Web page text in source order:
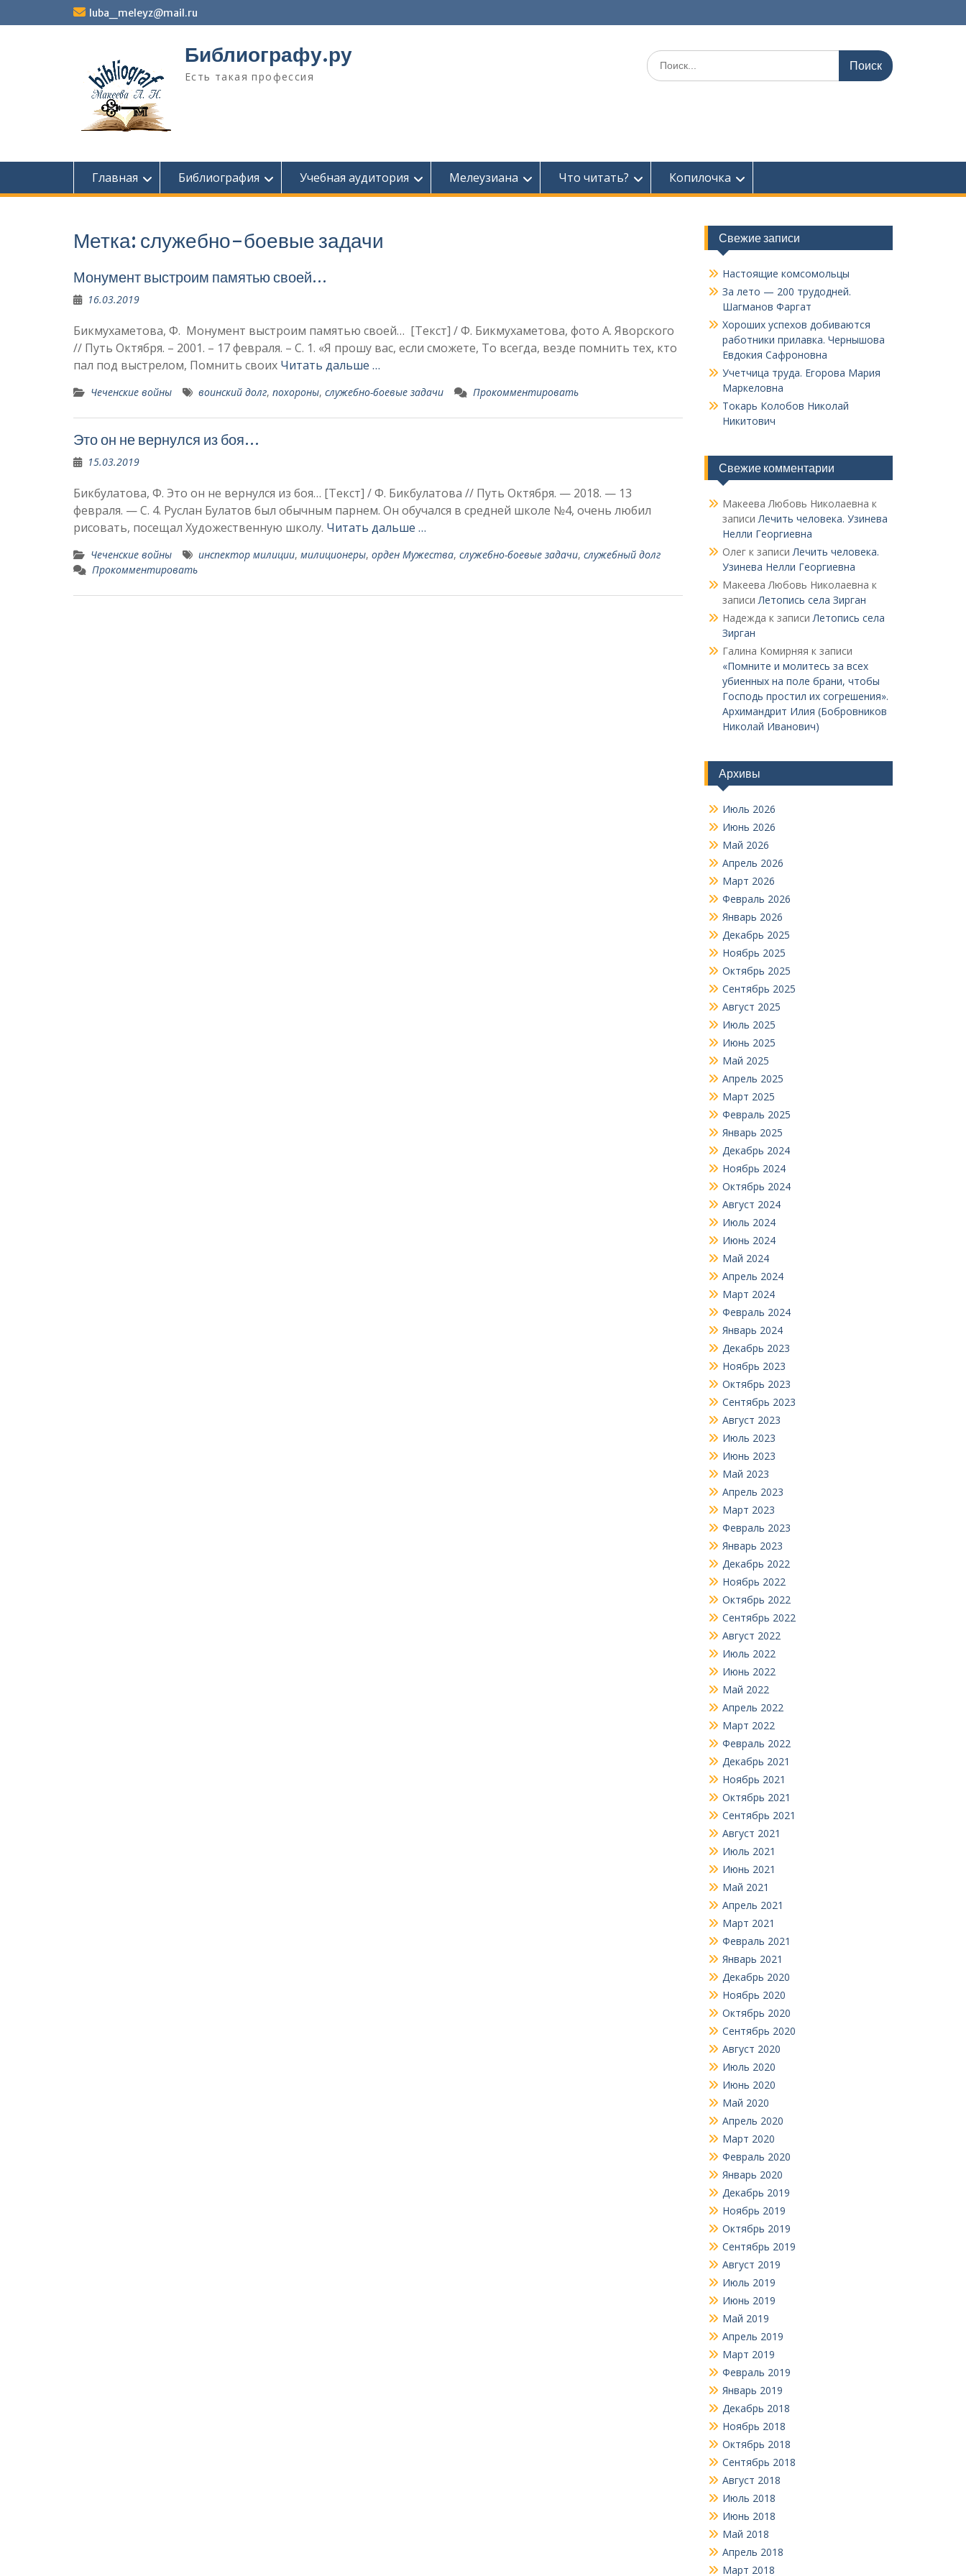
к
luba_meleyz@mail.ru
Библиографу.ру
Есть такая профессия
Поиск
по:
Главная Библиография Учебная аудитория Мелеузиана Что читать? Копилочка
Метка: служебно-боевые задачи
Монумент выстроим памятью своей…
16.03.2019
Бикмухаметова, Ф. Монумент выстроим памятью своей… [Текст] / Ф. Бикмухаметова, фото А. Яворского
// Путь Октября. – 2001. – 17 февраля. – С. 1. «Я прошу вас, если сможете, То всегда, везде помнить тех, кто
пал под выстрелом, Помнить своих Читать дальше …
Чеченские войны воинский долг, похороны, служебно-боевые задачи Прокомментировать
Это он не вернулся из боя…
15.03.2019
Бикбулатова, Ф. Это он не вернулся из боя… [Текст] / Ф. Бикбулатова // Путь Октября. — 2018. — 13
февраля. — С. 4. Руслан Булатов был обычным парнем. Он обучался в средней школе №4, очень любил
рисовать, посе­щал Художественную школу. Читать дальше …
Чеченские войны ин­спектор милиции, милиционеры, орден Мужества, служебно-боевые задачи, служебный долг
Прокомментировать
Свежие записи
Настоящие комсомольцы
За лето — 200 трудодней.
Шагманов Фаргат
Хороших успехов добиваются
работники прилавка. Чер­нышова
Евдокия Сафроновна
Учетчица труда. Его­рова Мария
Маркеловна
Токарь Колобов Ни­колай
Никитович
Свежие комментарии
Макеева Любовь Николаевна к
записиЛечить человека. Узинева
Нелли Георгиевна
Олегк записиЛечить человека.
Узинева Нелли Георгиевна
Макеева Любовь Николаевна к
записиЛетопись села Зирган
Надежда к записиЛетопись села
Зирган
Галина Комирняя к записи
«Помните и молитесь за всех
убиенных на поле брани, чтобы
Господь простил их согрешения».
Архимандрит Илия (Бобровников
Николай Иванович)
Архивы
Июль 2026
Июнь 2026
Май 2026
Апрель 2026
Март 2026
Февраль 2026
Январь 2026
Декабрь 2025
Ноябрь 2025
Октябрь 2025
Сентябрь 2025
Август 2025
Июль 2025
Июнь 2025
Май 2025
Апрель 2025
Март 2025
Февраль 2025
Январь 2025
Декабрь 2024
Ноябрь 2024
Октябрь 2024
Август 2024
Июль 2024
Июнь 2024
Май 2024
Апрель 2024
Март 2024
Февраль 2024
Январь 2024
Декабрь 2023
Ноябрь 2023
Октябрь 2023
Сентябрь 2023
Август 2023
Июль 2023
Июнь 2023
Май 2023
Апрель 2023
Март 2023
Февраль 2023
Январь 2023
Декабрь 2022
Ноябрь 2022
Октябрь 2022
Сентябрь 2022
Август 2022
Июль 2022
Июнь 2022
Май 2022
Апрель 2022
Март 2022
Февраль 2022
Декабрь 2021
Ноябрь 2021
Октябрь 2021
Сентябрь 2021
Август 2021
Июль 2021
Июнь 2021
Май 2021
Апрель 2021
Март 2021
Февраль 2021
Январь 2021
Декабрь 2020
Ноябрь 2020
Октябрь 2020
Сентябрь 2020
Август 2020
Июль 2020
Июнь 2020
Май 2020
Апрель 2020
Март 2020
Февраль 2020
Январь 2020
Декабрь 2019
Ноябрь 2019
Октябрь 2019
Сентябрь 2019
Август 2019
Июль 2019
Июнь 2019
Май 2019
Апрель 2019
Март 2019
Февраль 2019
Январь 2019
Декабрь 2018
Ноябрь 2018
Октябрь 2018
Сентябрь 2018
Август 2018
Июль 2018
Июнь 2018
Май 2018
Апрель 2018
Март 2018